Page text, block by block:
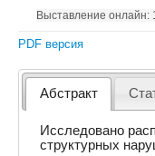
Выставление онлайн:
PDF версия
Абстракт
Исследовано
структурных